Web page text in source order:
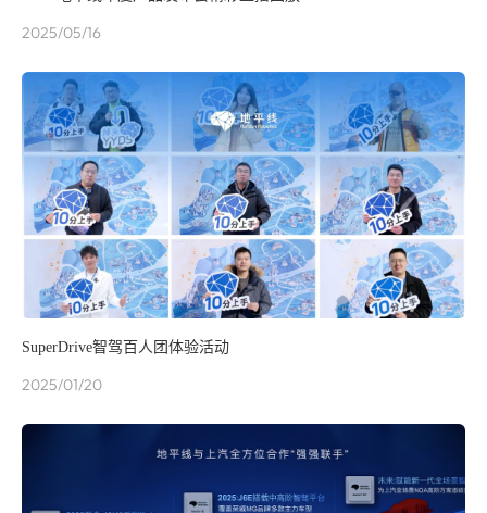
2025/05/16
SuperDrive智驾百人团体验活动
2025/01/20